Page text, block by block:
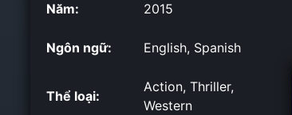
Năm: 2015
Ngôn ngữ: English, Spanish
Thể loại:
Action, Thriller,
Western